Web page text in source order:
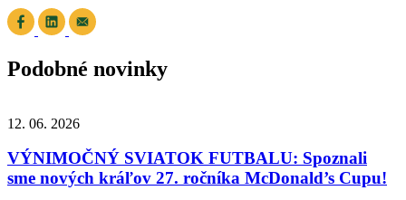
Podobné novinky
12. 06. 2026
VÝNIMOČNÝ SVIATOK FUTBALU: Spoznali
sme nových kráľov 27. ročníka McDonald’s Cupu!